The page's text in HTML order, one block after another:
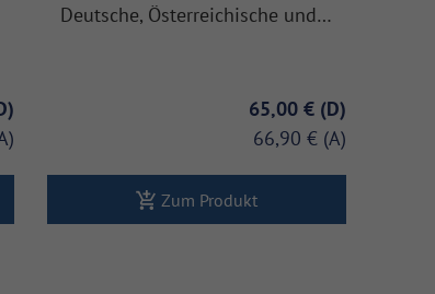
Deutsche, Österreichische und…
65,00 €
66,90 €
Zum Produkt